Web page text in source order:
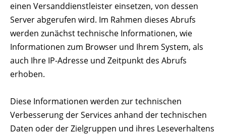
einen Versanddienstleister einsetzen, von dessen
Server abgerufen wird. Im Rahmen dieses Abrufs
werden zunächst technische Informationen, wie
Informationen zum Browser und Ihrem System, als
auch Ihre IP-Adresse und Zeitpunkt des Abrufs
erhoben.
Diese Informationen werden zur technischen
Verbesserung der Services anhand der technischen
Daten oder der Zielgruppen und ihres Leseverhaltens